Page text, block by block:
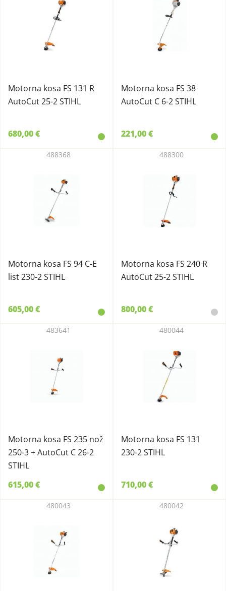
Motorna kosa FS 131 R
AutoCut 25-2 STIHL
680,00 €
Motorna kosa FS 38
AutoCut C 6-2 STIHL
221,00 €
Motorna kosa FS 94 C-E
list 230-2 STIHL
488368
605,00 €
Motorna kosa FS 240 R
AutoCut 25-2 STIHL
488300
800,00 €
Motorna kosa FS 235 nož
250-3 + AutoCut C 26-2
STIHL
483641
615,00 €
Motorna kosa FS 131
230-2 STIHL
480044
710,00 €
480043 480042